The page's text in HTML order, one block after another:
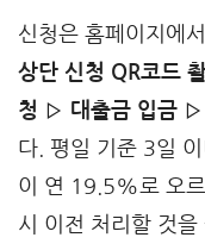
신청은 홈페이지에
상단 신청 QR코드
청 ▷ 대출금 입금 ▷
다. 평일 기준 3일
이 연 19.5%로 오
시 이전 처리할 것을